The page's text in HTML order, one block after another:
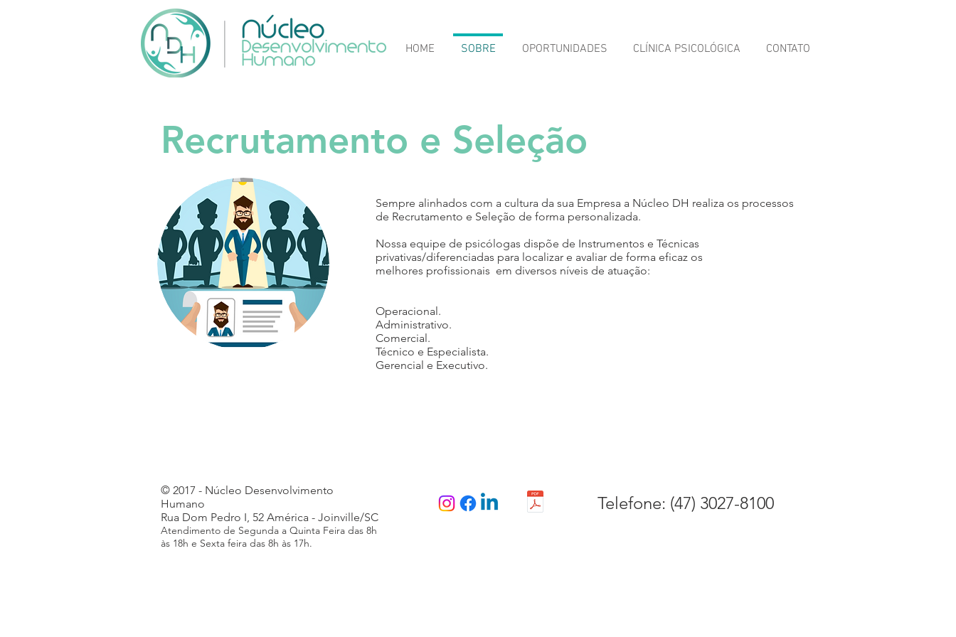
HOME SOBRE OPORTUNIDADES CLÍNICA PSICOLÓGICA CONTATO
Recrutamento e Seleção
Sempre alinhados com a cultura da sua Empresa a Núcleo DH realiza os processos
de Recrutamento e Seleção de forma personalizada.
Nossa equipe de psicólogas dispõe de Instrumentos e Técnicas
privativas/diferenciadas para localizar e avaliar de forma eficaz os
melhores profissionais em diversos níveis de atuação:
Operacional.
Administrativo.
Comercial.
Técnico e Especialista.
Gerencial e Executivo.
© 2017 - Núcleo Desenvolvimento
Humano
Rua Dom Pedro I, 52 América - Joinville/SC
Atendimento de Segunda a Quinta Feira das 8h
às 18h e Sexta feira das 8h às 17h.
Telefone: (47) 3027-8100